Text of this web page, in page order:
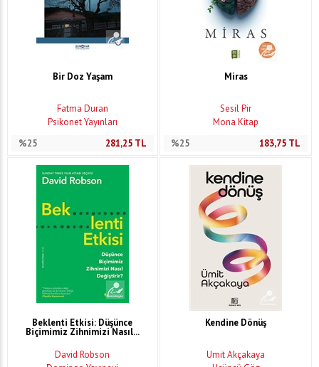
Bir Doz Yaşam
Fatma Duran
Psikonet Yayınları
%25
281,25TL
Miras
Sesil Pir
Mona Kitap
%25
183,75 TL
Beklenti Etkisi: Düşünce
Biçimimiz Zihnimizi Nasıl...
David Robson
Kendine Dönüş
Ümit Akçakaya